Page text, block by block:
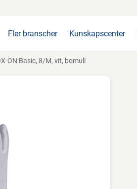
Fler branscher Kunskapscenter
ON Basic, 8/M, vit, bomull